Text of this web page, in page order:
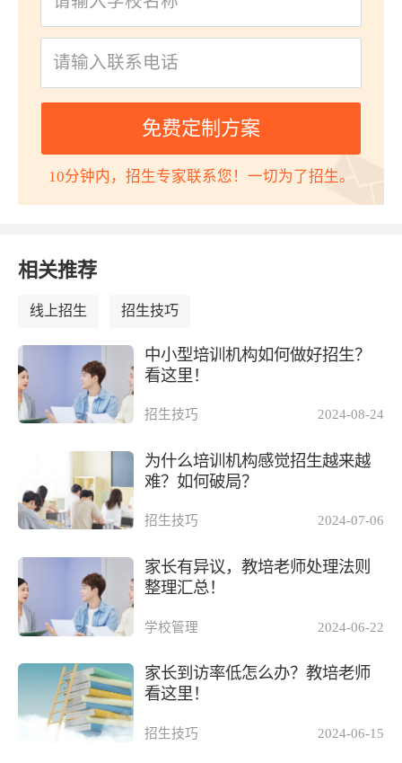
免费定制方案
10分钟内，招生专家联系您！一切为了招生。
相关推荐
线上招生 招生技巧
中小型培训机构如何做好招生？
看这里！
招生技巧 2024-08-24
为什么培训机构感觉招生越来越
难？如何破局？
招生技巧 2024-07-06
家长有异议，教培老师处理法则
整理汇总！
学校管理 2024-06-22
家长到访率低怎么办？教培老师
看这里！
招生技巧 2024-06-15